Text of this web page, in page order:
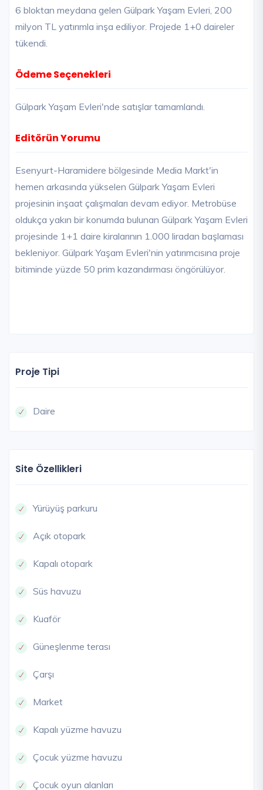
6 bloktan meydana gelen Gülpark Yaşam Evleri, 200
milyon TL yatırımla inşa ediliyor. Projede 1+0 daireler
tükendi.
Ödeme Seçenekleri
Gülpark Yaşam Evleri'nde satışlar tamamlandı.
Editörün Yorumu
Esenyurt-Haramidere bölgesinde Media Markt'in
hemen arkasında yükselen Gülpark Yaşam Evleri
projesinin inşaat çalışmaları devam ediyor. Metrobüse
oldukça yakın bir konumda bulunan Gülpark Yaşam Evleri
projesinde 1+1 daire kiralarının 1.000 liradan başlaması
bekleniyor. Gülpark Yaşam Evleri'nin yatırımcısına proje
bitiminde yüzde 50 prim kazandırması öngörülüyor.
Proje Tipi
Daire
Site Özellikleri
Yürüyüş parkuru
Açık otopark
Kapalı otopark
Süs havuzu
Kuaför
Güneşlenme terası
Çarşı
Market
Kapalı yüzme havuzu
Çocuk yüzme havuzu
Çocuk oyun alanları